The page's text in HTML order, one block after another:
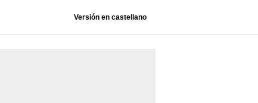
Versión en castellano